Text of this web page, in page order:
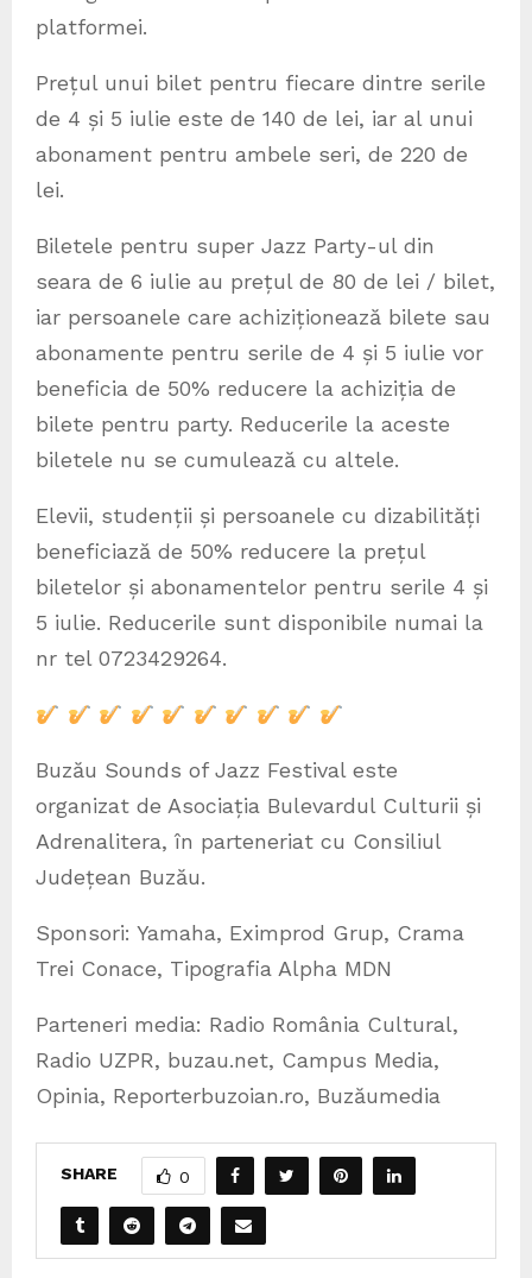
platformei.
Prețul unui bilet pentru fiecare dintre serile
de 4 și 5 iulie este de 140 de lei, iar al unui
abonament pentru ambele seri, de 220 de
lei.
Biletele pentru super Jazz Party-ul din
seara de 6 iulie au prețul de 80 de lei / bilet,
iar persoanele care achiziționează bilete sau
abonamente pentru serile de 4 și 5 iulie vor
beneficia de 50% reducere la achiziția de
bilete pentru party. Reducerile la aceste
biletele nu se cumulează cu altele.
Elevii, studenții și persoanele cu dizabilități
beneficiază de 50% reducere la prețul
biletelor și abonamentelor pentru serile 4 și
5 iulie. Reducerile sunt disponibile numai la
nr tel 0723429264.
Buzău Sounds of Jazz Festival este
organizat de Asociația Bulevardul Culturii și
Adrenalitera, în parteneriat cu Consiliul
Județean Buzău.
Sponsori: Yamaha, Eximprod Grup, Crama
Trei Conace, Tipografia Alpha MDN
Parteneri media: Radio România Cultural,
Radio UZPR, buzau.net, Campus Media,
Opinia, Reporterbuzoian.ro, Buzăumedia
SHARE 0